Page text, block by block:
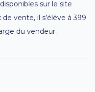
sur le site
vente, il s’élève à 399
du vendeur.